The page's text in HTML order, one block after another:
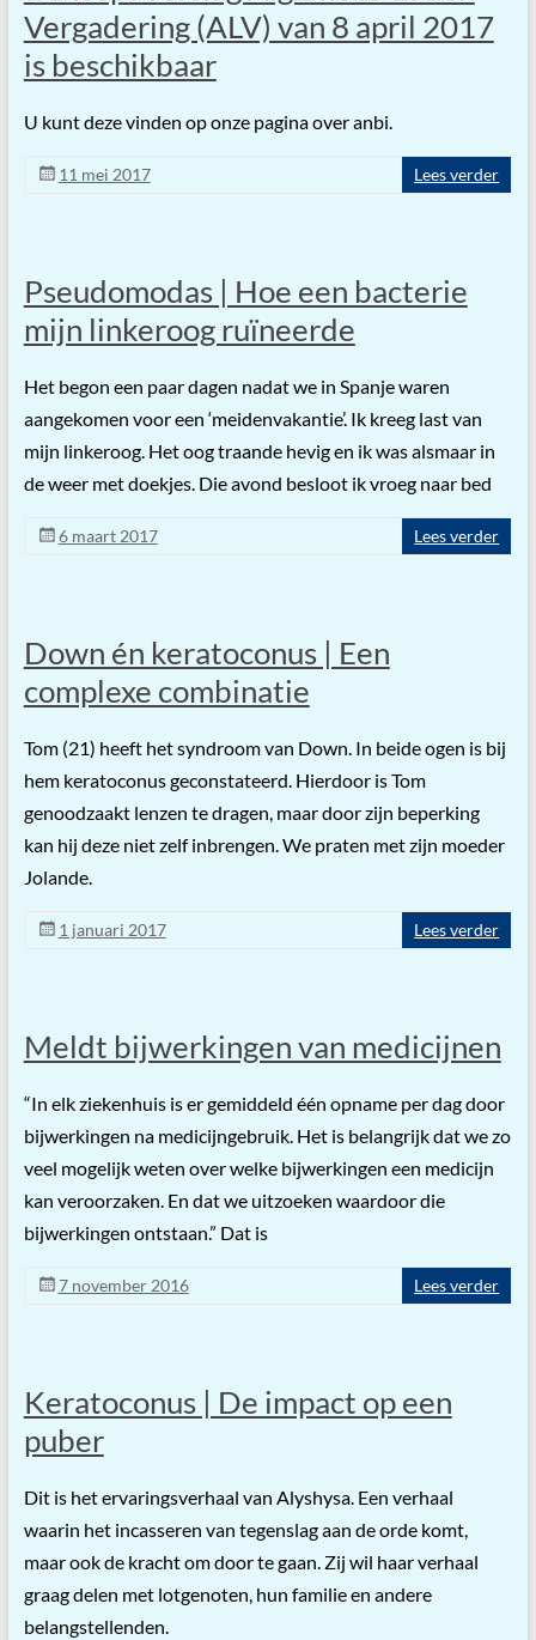
Vergadering (ALV) van 8 april 2017
is beschikbaar
U kunt deze vinden op onze pagina over anbi.
11 mei 2017 Lees verder
Pseudomodas | Hoe een bacterie
mijn linkeroog ruïneerde
Het begon een paar dagen nadat we in Spanje waren
aangekomen voor een ‘meidenvakantie’. Ik kreeg last van
mijn linkeroog. Het oog traande hevig en ik was alsmaar in
de weer met doekjes. Die avond besloot ik vroeg naar bed
6 maart 2017 Lees verder
Down én keratoconus | Een
complexe combinatie
Tom (21) heeft het syndroom van Down. In beide ogen is bij
hem keratoconus geconstateerd. Hierdoor is Tom
genoodzaakt lenzen te dragen, maar door zijn beperking
kan hij deze niet zelf inbrengen. We praten met zijn moeder
Jolande.
1 januari 2017 Lees verder
Meldt bijwerkingen van medicijnen
“In elk ziekenhuis is er gemiddeld één opname per dag door
bijwerkingen na medicijngebruik. Het is belangrijk dat we zo
veel mogelijk weten over welke bijwerkingen een medicijn
kan veroorzaken. En dat we uitzoeken waardoor die
bijwerkingen ontstaan.” Dat is
7 november 2016 Lees verder
Keratoconus | De impact op een
puber
Dit is het ervaringsverhaal van Alyshysa. Een verhaal
waarin het incasseren van tegenslag aan de orde komt,
maar ook de kracht om door te gaan. Zij wil haar verhaal
graag delen met lotgenoten, hun familie en andere
belangstellenden.